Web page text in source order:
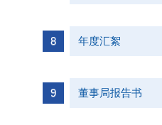
年度汇絮
董事局报告书